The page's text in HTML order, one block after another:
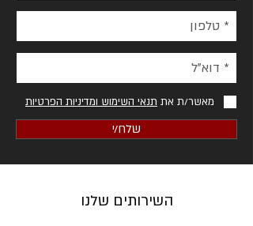
מאשר/ת את תנאי השימוש ומדיניות הפרטיות
שלח/י
השירותים שלנו